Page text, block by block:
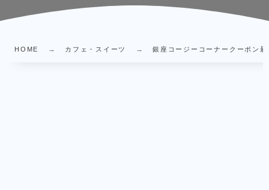
HOME カフェ・スイーツ 銀座コージーコーナークーポン